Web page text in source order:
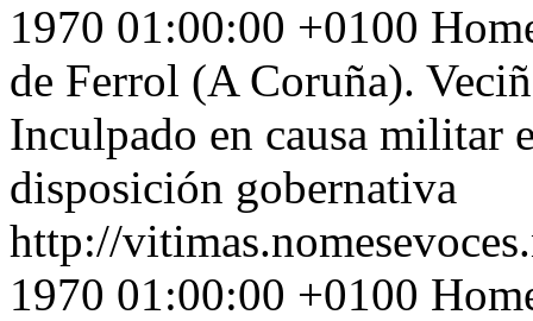
1970 01:00:00 +0100
de Ferrol (A Coruña).
Inculpado en causa militar
disposición gobernativa
http://
1970 01:00:00 +0100